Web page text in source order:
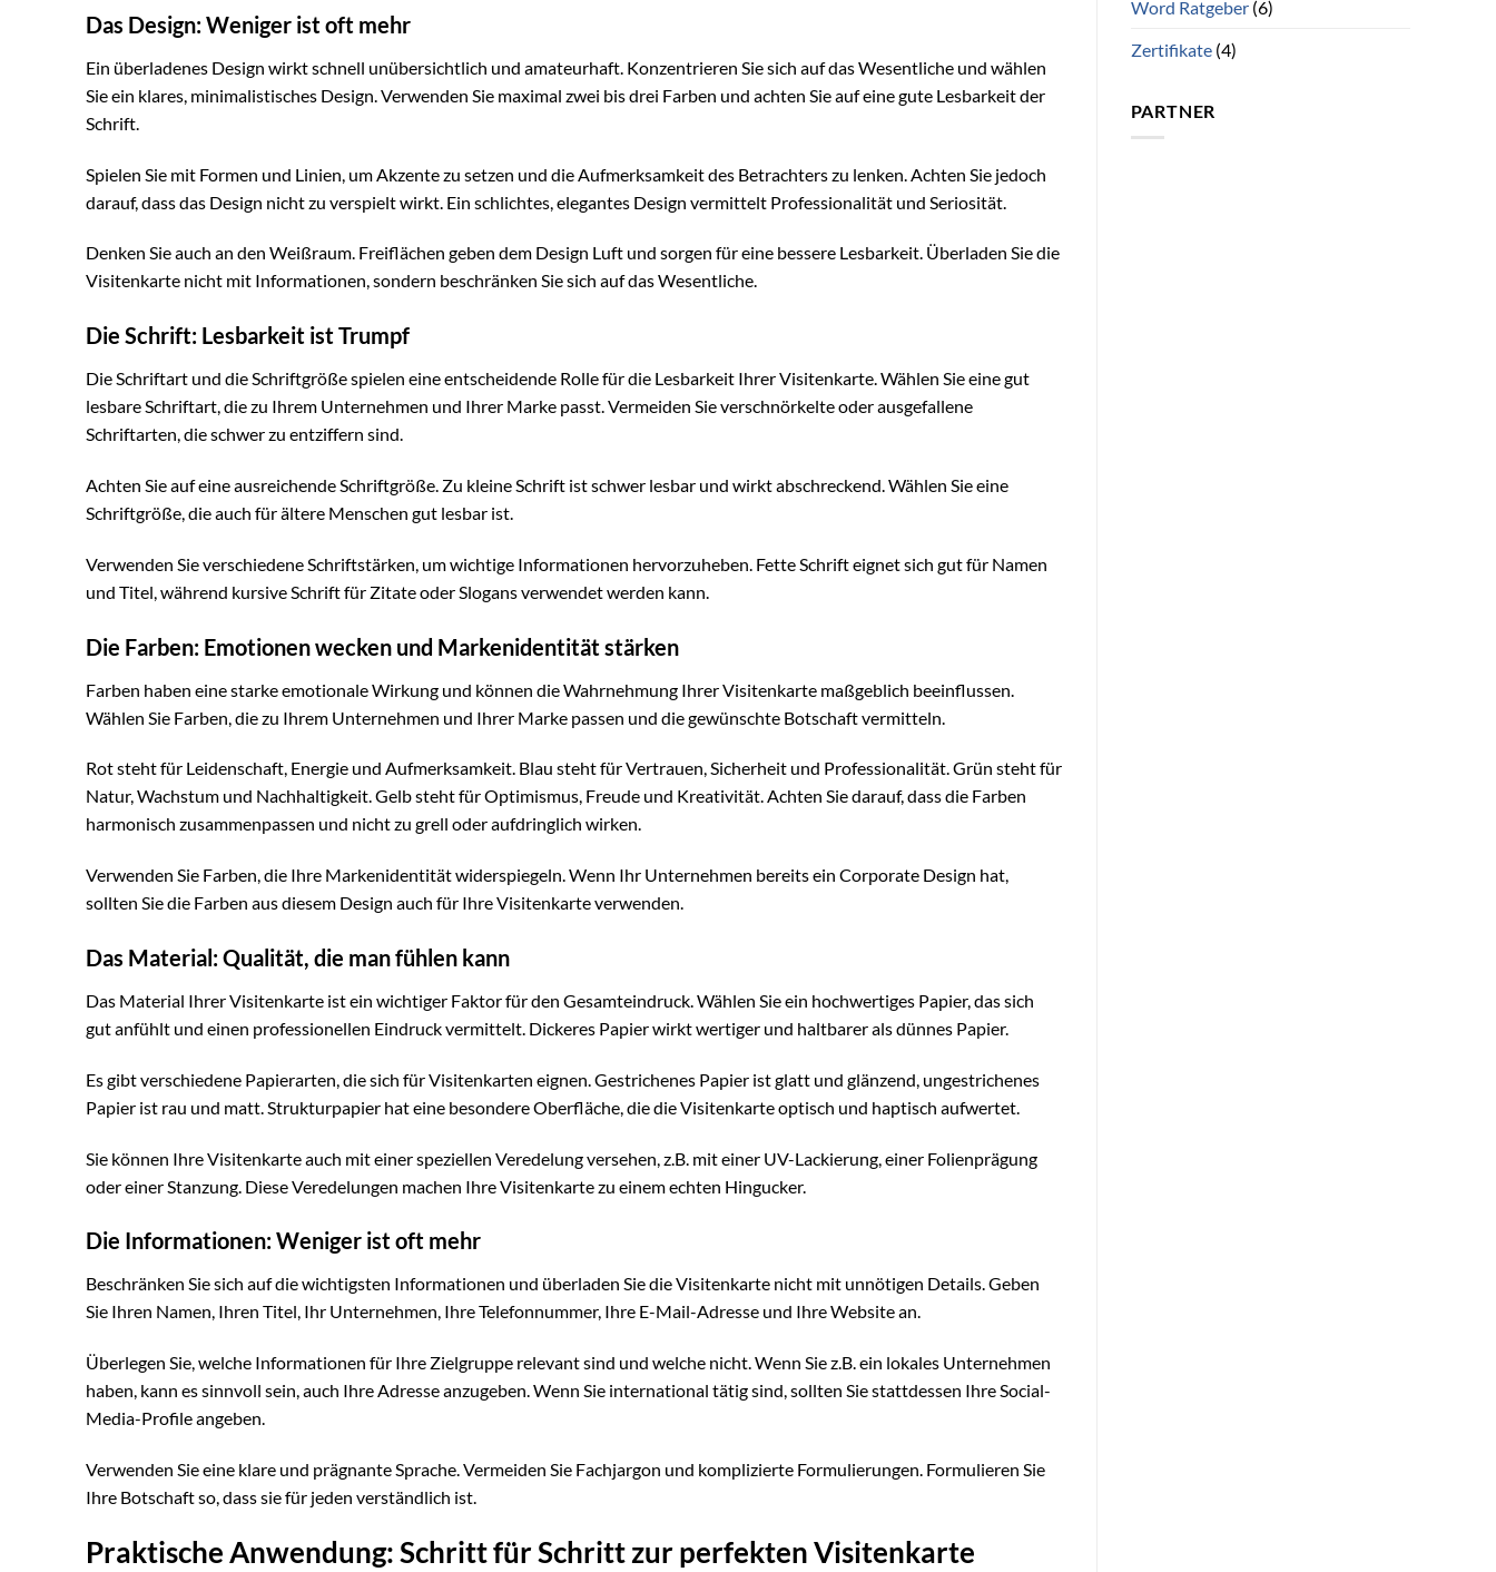
Das Design: Weniger ist oft mehr
Ein überladenes Design wirkt schnell unübersichtlich und amateurhaft. Konzentrieren Sie sich auf das Wesentliche und wählen
Sie ein klares, minimalistisches Design. Verwenden Sie maximal zwei bis drei Farben und achten Sie auf eine gute Lesbarkeit der
Schrift.
Spielen Sie mit Formen und Linien, um Akzente zu setzen und die Aufmerksamkeit des Betrachters zu lenken. Achten Sie jedoch
darauf, dass das Design nicht zu verspielt wirkt. Ein schlichtes, elegantes Design vermittelt Professionalität und Seriosität.
Denken Sie auch an den Weißraum. Freiflächen geben dem Design Luft und sorgen für eine bessere Lesbarkeit. Überladen Sie die
Visitenkarte nicht mit Informationen, sondern beschränken Sie sich auf das Wesentliche.
Die Schrift: Lesbarkeit ist Trumpf
Die Schriftart und die Schriftgröße spielen eine entscheidende Rolle für die Lesbarkeit Ihrer Visitenkarte. Wählen Sie eine gut
lesbare Schriftart, die zu Ihrem Unternehmen und Ihrer Marke passt. Vermeiden Sie verschnörkelte oder ausgefallene
Schriftarten, die schwer zu entziffern sind.
Achten Sie auf eine ausreichende Schriftgröße. Zu kleine Schrift ist schwer lesbar und wirkt abschreckend. Wählen Sie eine
Schriftgröße, die auch für ältere Menschen gut lesbar ist.
Verwenden Sie verschiedene Schriftstärken, um wichtige Informationen hervorzuheben. Fette Schrift eignet sich gut für Namen
und Titel, während kursive Schrift für Zitate oder Slogans verwendet werden kann.
Die Farben: Emotionen wecken und Markenidentität stärken
Farben haben eine starke emotionale Wirkung und können die Wahrnehmung Ihrer Visitenkarte maßgeblich beeinflussen.
Wählen Sie Farben, die zu Ihrem Unternehmen und Ihrer Marke passen und die gewünschte Botschaft vermitteln.
Rot steht für Leidenschaft, Energie und Aufmerksamkeit. Blau steht für Vertrauen, Sicherheit und Professionalität. Grün steht für
Natur, Wachstum und Nachhaltigkeit. Gelb steht für Optimismus, Freude und Kreativität. Achten Sie darauf, dass die Farben
harmonisch zusammenpassen und nicht zu grell oder aufdringlich wirken.
Verwenden Sie Farben, die Ihre Markenidentität widerspiegeln. Wenn Ihr Unternehmen bereits ein Corporate Design hat,
sollten Sie die Farben aus diesem Design auch für Ihre Visitenkarte verwenden.
Das Material: Qualität, die man fühlen kann
Das Material Ihrer Visitenkarte ist ein wichtiger Faktor für den Gesamteindruck. Wählen Sie ein hochwertiges Papier, das sich
gut anfühlt und einen professionellen Eindruck vermittelt. Dickeres Papier wirkt wertiger und haltbarer als dünnes Papier.
Es gibt verschiedene Papierarten, die sich für Visitenkarten eignen. Gestrichenes Papier ist glatt und glänzend, ungestrichenes
Papier ist rau und matt. Strukturpapier hat eine besondere Oberfläche, die die Visitenkarte optisch und haptisch aufwertet.
Sie können Ihre Visitenkarte auch mit einer speziellen Veredelung versehen, z.B. mit einer UV-Lackierung, einer Folienprägung
oder einer Stanzung. Diese Veredelungen machen Ihre Visitenkarte zu einem echten Hingucker.
Die Informationen: Weniger ist oft mehr
Beschränken Sie sich auf die wichtigsten Informationen und überladen Sie die Visitenkarte nicht mit unnötigen Details. Geben
Sie Ihren Namen, Ihren Titel, Ihr Unternehmen, Ihre Telefonnummer, Ihre E-Mail-Adresse und Ihre Website an.
Überlegen Sie, welche Informationen für Ihre Zielgruppe relevant sind und welche nicht. Wenn Sie z.B. ein lokales Unternehmen
haben, kann es sinnvoll sein, auch Ihre Adresse anzugeben. Wenn Sie international tätig sind, sollten Sie stattdessen Ihre Social-
Media-Profile angeben.
Verwenden Sie eine klare und prägnante Sprache. Vermeiden Sie Fachjargon und komplizierte Formulierungen. Formulieren Sie
Ihre Botschaft so, dass sie für jeden verständlich ist.
Praktische Anwendung: Schritt für Schritt zur perfekten Visitenkarte
Word Ratgeber(6)
Zertifikate(4)
PARTNER